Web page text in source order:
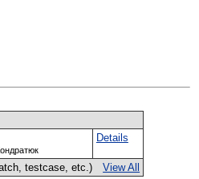
Details
View All
testcase, etc.)